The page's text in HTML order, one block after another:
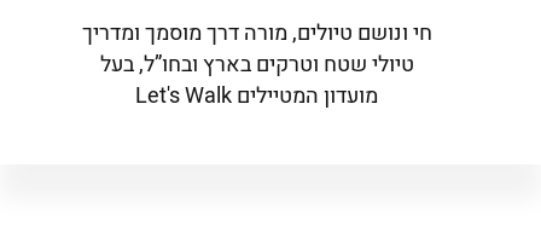
חי ונושם טיולים, מורה דרך מוסמך ומדריך
טיולי שטח וטרקים בארץ ובחו”ל, בעל
מועדון המטיילים Let's Walk